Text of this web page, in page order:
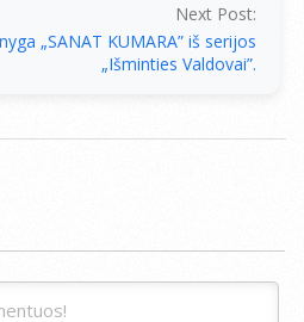
Next Post:
„SANAT KUMARA” iš serijos
„Išminties Valdovai”.